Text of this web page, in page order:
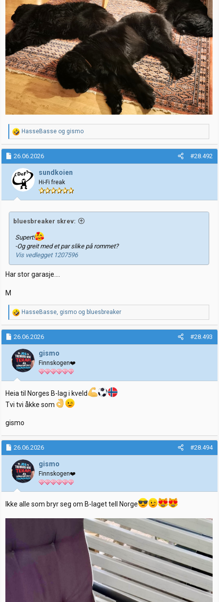
R
e
a
k
s
j
o
n
e
r
HasseBasse og gismo
26.06.2026 #28.492
sundkoien
Hi-Fi freak
bluesbreaker skrev:
Supert!
-Og greit med et par slike på rommet?
Vis vedlegget 1207596
Har stor garasje....
M
R
e
a
k
s
j
o
n
e
r
:
HasseBasse, gismo og bluesbreaker
26.06.2026 #28.493
gismo
Finnskogen❤️
Heia til Norges B-lag i kveld
Tvi tvi åkke som
gismo
26.06.2026 #28.494
gismo
Finnskogen❤️
Ikke alle som bryr seg om B-laget tell Norge